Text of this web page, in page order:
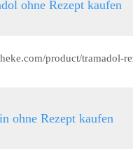
ohne Rezept kaufen
product/tramadol-
ohne Rezept kaufen